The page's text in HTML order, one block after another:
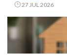
27 JUL 2026